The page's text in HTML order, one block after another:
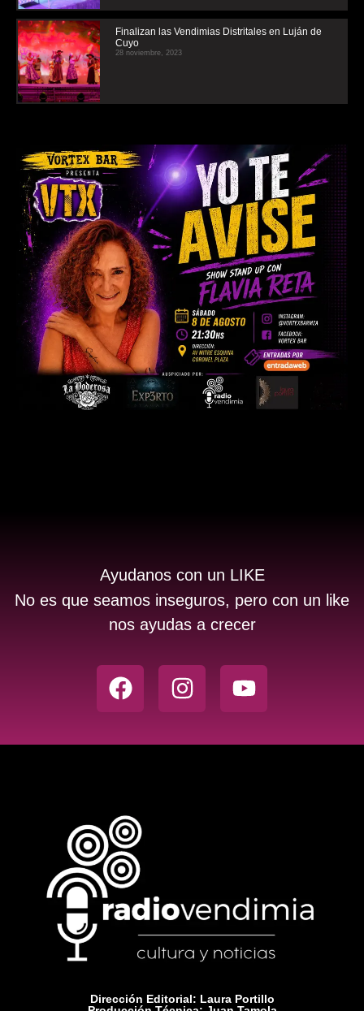
Finalizan las Vendimias Distritales en Luján de
Cuyo
28 noviembre, 2023
Ayudanos con un LIKE
No es que seamos inseguros, pero con un like
nos ayudas a crecer
Dirección Editorial: Laura Portillo